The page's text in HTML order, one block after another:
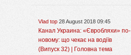
Vlad top 28 August 2018 09:45
Канал Украина: «Євробляхи» по-
новому: що чекає на водіїв
(Випуск 32) | Головна тема